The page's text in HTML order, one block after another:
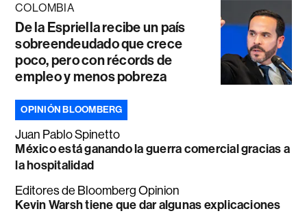
COLOMBIA
De la Espriella recibe un país
sobreendeudado que crece
poco, pero con récords de
empleo y menos pobreza
OPINIÓN BLOOMBERG
Juan Pablo Spinetto
México está ganando la guerra comercial gracias a
la hospitalidad
Editores de Bloomberg Opinion
Kevin Warsh tiene que dar algunas explicaciones